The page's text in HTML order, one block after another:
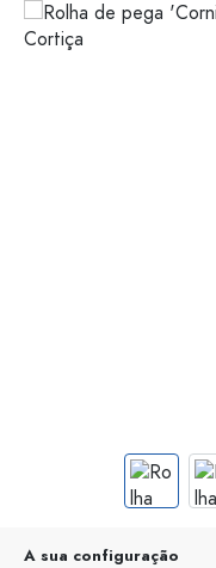
A sua configuração